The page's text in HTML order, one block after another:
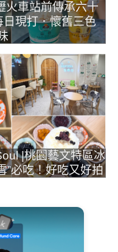
火車站前傳承六十
現打．懷舊三色
|桃園藝文特區冰
”必吃！好吃又好拍